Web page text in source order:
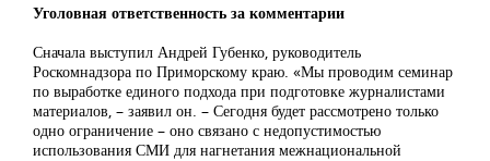
Уголовная ответственность за комментарии
Сначала выступил Андрей Губенко, руководитель
Роскомнадзора по Приморскому краю. «Мы проводим семинар
по выработке единого подхода при подготовке журналистами
материалов, – заявил он. – Сегодня будет рассмотрено только
одно ограничение – оно связано с недопустимостью
использования СМИ для нагнетания межнациональной